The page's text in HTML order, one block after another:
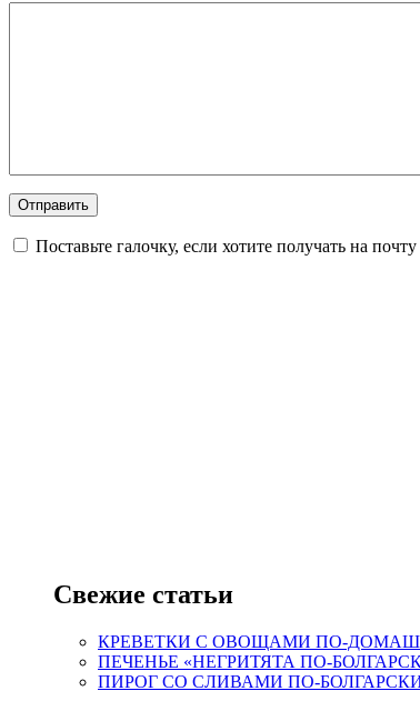
Поставьте галочку, если хотите получать на
Свежие статьи
КРЕВЕТКИ С ОВОЩАМИ ПО-
ПЕЧЕНЬЕ «НЕГРИТЯТА ПО-
ПИРОГ СО СЛИВАМИ ПО-